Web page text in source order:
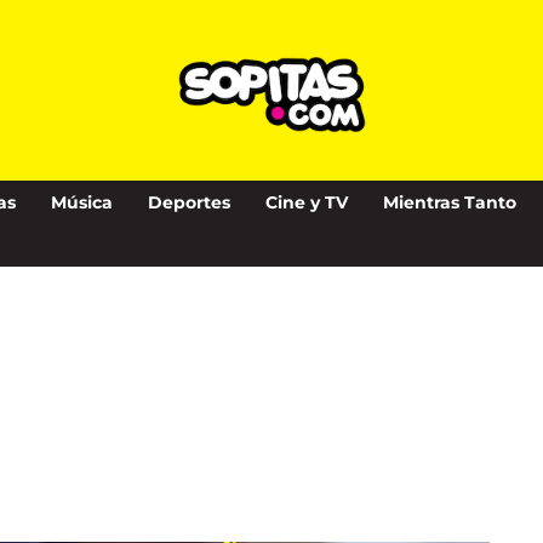
Música Deportes Cine y TV Mientras Tanto